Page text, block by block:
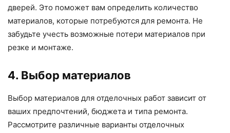
дверей. Это поможет вам определить количество
материалов, которые потребуются для ремонта. Не
забудьте учесть возможные потери материалов при
резке и монтаже.
4. Выбор материалов
Выбор материалов для отделочных работ зависит от
ваших предпочтений, бюджета и типа ремонта.
Рассмотрите различные варианты отделочных